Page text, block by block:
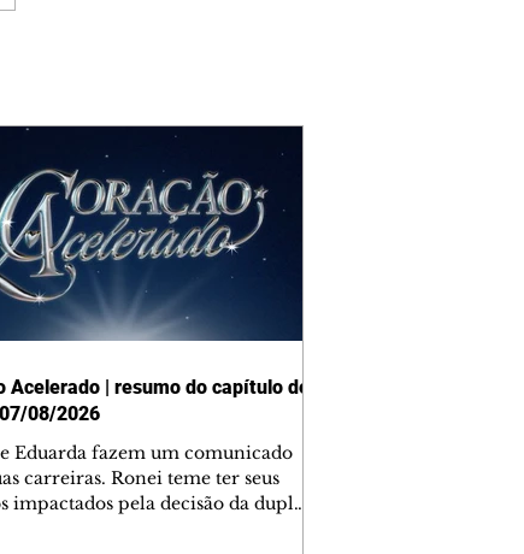
Acelerado | resumo do capítulo de
08/2026
Eduarda fazem um comunicado
carreiras. Ronei teme ter seus
impactados pela decisão da dupla.